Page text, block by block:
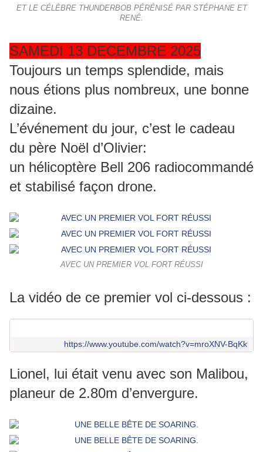
ET LE CÉLÈBRE THUNDERBOB PÉRÉNISÉ PAR STÉPHANE ET
RENÉ.
SAMEDI 13 DECEMBRE 2025
Toujours un temps splendide, mais
nous étions plus nombreux, une bonne
dizaine.
L’événement du jour, c’est le cadeau
du père Noël d’Olivier:
un hélicoptère Bell 206 radiocommandé
et stabilisé façon drone.
AVEC UN PREMIER VOL FORT RÉUSSI
La vidéo de ce premier vol ci-dessous :
https://www.youtube.com/watch?v=mroXNV-BqKk
Lionel, lui était venu avec son Malibou,
planeur de 2.80m d’envergure.